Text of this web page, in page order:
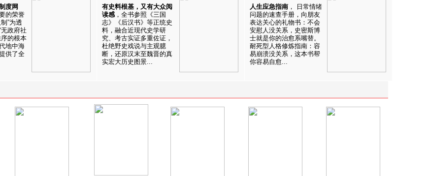
度网
的荣誉
”为透
政府社
的根本
地中海
供了全
有史料根基，又有大众阅
读感 ，全书参照《三国
志》《后汉书》等正统史
料，融合近现代史学研
究、考古实证多重佐证，
杜绝野史戏说与主观臆
断，还原汉末至魏晋的真
实宏大历史图景...
人生应急指南 ， 日常情绪
问题的速查手册，向朋友
表达关心的礼物书：不会
安慰人没关系，史密斯博
士就是你的治愈系嘴替。
耐死型人格修炼指南：容
易崩溃没关系，这本书帮
你容易自愈...